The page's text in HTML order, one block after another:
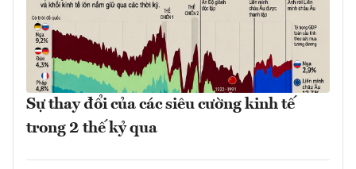
Sự thay đổi của các siêu cường kinh tế
trong 2 thế kỷ qua